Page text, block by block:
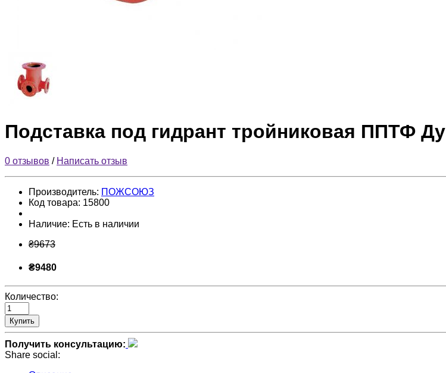
Подставка под гидрант тройниковая ППТФ
0 отзывов / Написать отзыв
Производитель: ПОЖСОЮЗ
Код товара: 15800
Наличие: Есть в наличии
₴9673
₴9480
Количество:
Купить
Получить консультацию:
Share social: